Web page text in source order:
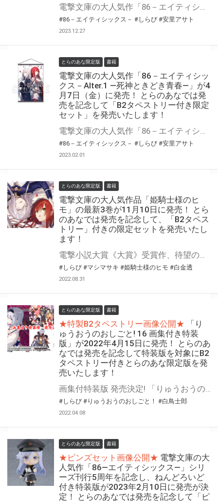
電撃文庫の大人気作「86－エイティシックス－」最新13巻が1月10日(水)に発売！ とらのあなでは発売を記念して「アクリルプレート付き限定セット」を発売いたします。 是非この機会にお買い求めください！
#86－エイティシックス－ #しらび #安里アサト
2023.12.27
とらのあな限定版 書籍
電撃文庫の大人気作「86－エイティシッ
クス－Alter.1 ―死神ときどき青春―」が4
月7日（金）に発売！ とらのあなでは発
売を記念して「B2タペストリー付き限定
セット」を発売いたします！
電撃文庫の大人気作「86－エイティシックス－Alter.1 ―死神ときどき青春―」が4月7日（金）に発売！ とらのあなでは発売を記念して「B2タペストリー付き限定セット」を発売いたします！ 是非この機会にお買い求めください！
#86－エイティシックス－ #しらび #安里アサト
2023.02.01
とらのあな限定版 書籍
電撃文庫の大人気作品「姫騎士様のヒ
モ」の最新3巻が11月10日に発売！ とら
のあなでは発売を記念して、「B2タペス
トリー」付きの限定セットを発売いたし
ます！
電撃小説大賞《大賞》受賞作、待望の第3弾! 電撃文庫の大人気作品『姫騎士様のヒモ』の最新3巻が11月10日（木）に発売！ とらのあなでは発売を記念して、しらび先生が描く「86」レーナとのコラボイラストを使用した「B2タペストリー」付きの限定セットを発売いたします！ 是非この機会にお買い求めください！
#しらび #マシマサキ #姫騎士様のヒモ #白金透
2022.08.31
とらのあな限定版 書籍
★特製B2タペストリー画像公開★
「り
ゅうおうのおしごと! 16 画集付き特装
版」が2022年4月15日に発売！ とらのあ
なでは発売を記念して特装版を対象にB2
タペストリー付きとらのあな限定版を発
売いたします！
画集付特装版 発売決定! 「りゅうおうのおしごと! 」最新16巻が2022年4月15日に発売！ シリーズのキャラクターデザインとイラストを手掛ける、人気イラストレーター「しらび」先生の画集付き特装版も同時発売！ とらのあなでは発売を記念して特装版を対象に「B2タペストリー」付きとらのあな限定版をご用意！ 予約を含め是非ともお早めにお求めください！！
#しらび #りゅうおうのおしごと！ #白鳥士郎
2022.04.08
とらのあな限定版 書籍
★ピンズセット画像公開★ 電撃文庫の大
人気作「86―エイティシックス―」シリ
ーズ刊行5周年を記念し、ねんどろいど
付き特装版が2023年2月10日に発売が決
定！ とらのあなでは発売を記念して「ピ